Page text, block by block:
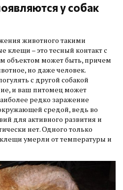
у собак
животного такими
клещи – это тесный контакт с
объектом может быть, причем
но даже человек.
с другой собакой
и ваш питомец может
редко заражение
средой, ведь во
для активного развития и
нет. Одного только
умерли от температуры и